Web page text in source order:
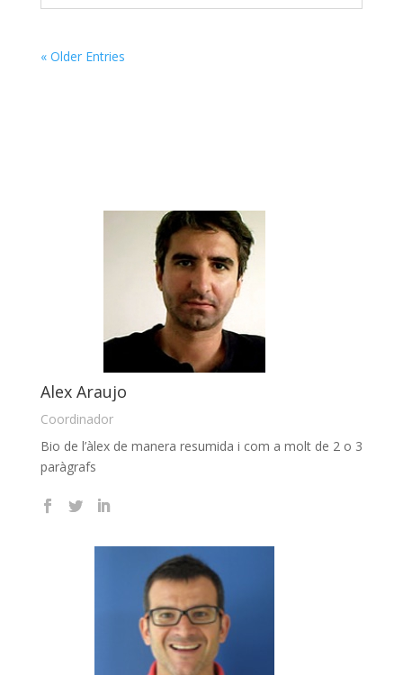
« Older Entries
Alex Araujo
Coordinador
Bio de l’àlex de manera resumida i com a molt de 2 o 3
paràgrafs